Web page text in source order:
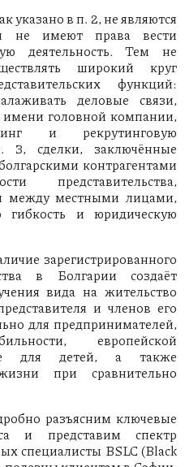
указано в п. 2, не являются
не имеют права вести
деятельность. Тем не
широкий круг
функций:
деловые связи,
головной компании,
и рекрутинговую
3, сделки, заключённые
контрагентами
представительства,
между местными лицами,
гибкость и юридическую
зарегистрированного
в Болгарии создаёт
вида на жительство
и членов его
для предпринимателей,
европейской
для детей, а также
при сравнительно
разъясним ключевые
и представим спектр
специалисты BSLC (Black